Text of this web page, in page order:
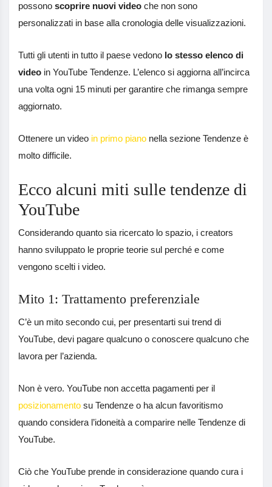
possono scoprire nuovi video che non sono
personalizzati in base alla cronologia delle visualizzazioni.
Tutti gli utenti in tutto il paese vedono lo stesso elenco di
video in YouTube Tendenze. L’elenco si aggiorna all’incirca
una volta ogni 15 minuti per garantire che rimanga sempre
aggiornato.
Ottenere un video in primo piano nella sezione Tendenze è
molto difficile.
Ecco alcuni miti sulle tendenze di
YouTube
Considerando quanto sia ricercato lo spazio, i creators
hanno sviluppato le proprie teorie sul perché e come
vengono scelti i video.
Mito 1: Trattamento preferenziale
C’è un mito secondo cui, per presentarti sui trend di
YouTube, devi pagare qualcuno o conoscere qualcuno che
lavora per l’azienda.
Non è vero. YouTube non accetta pagamenti per il
posizionamento su Tendenze o ha alcun favoritismo
quando considera l’idoneità a comparire nelle Tendenze di
YouTube.
Ciò che YouTube prende in considerazione quando cura i